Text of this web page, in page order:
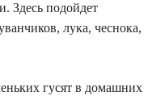
Здесь подойдет
лука, чеснока,
гусят в домашних